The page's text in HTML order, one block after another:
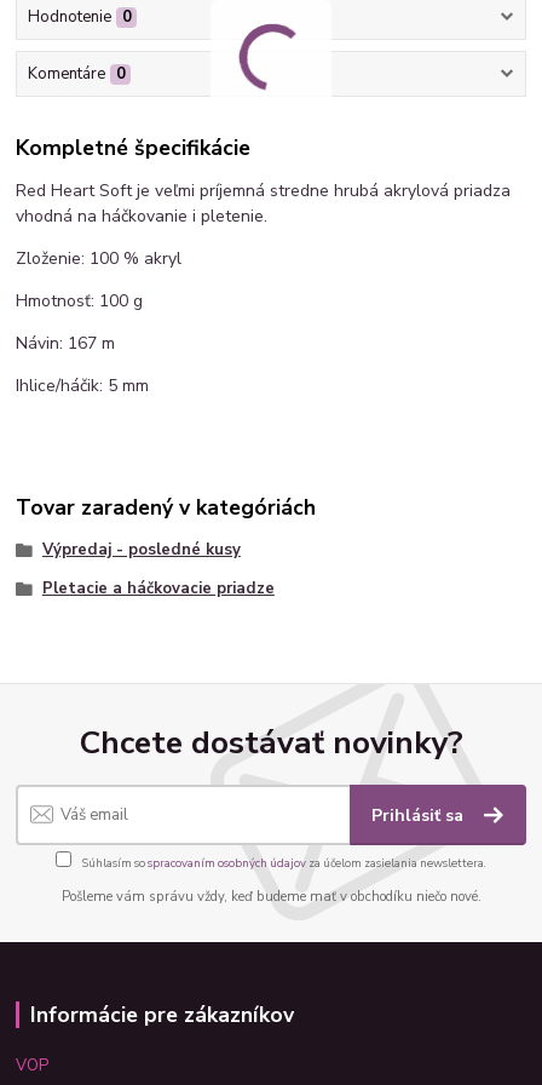
Hodnotenie 0
Komentáre 0
Kompletné špecifikácie
Red Heart Soft je veľmi príjemná stredne hrubá akrylová priadza
vhodná na háčkovanie i pletenie.
Zloženie: 100 % akryl
Hmotnosť: 100 g
Návin: 167 m
Ihlice/háčik: 5 mm
Tovar zaradený v kategóriách
Výpredaj - posledné kusy
Pletacie a háčkovacie priadze
Chcete dostávať novinky?
Prihlásiť sa
Súhlasím sospracovaním osobných údajov za účelom zasielania newslettera.
Pošleme vám správu vždy, keď budeme mať v obchodíku niečo nové.
Informácie pre zákazníkov
VOP